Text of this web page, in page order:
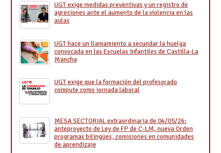
UGT exige medidas preventivas y un registro de
agresiones ante el aumento de la violencia en las
aulas
UGT hace un llamamiento a secundar la huelga
convocada en las Escuelas Infantiles de Castilla-La
Mancha
UGT exige que la formación del profesorado
compute como jornada laboral
MESA SECTORIAL extraordinaria de 04/05/26:
anteproyecto de Ley de FP de C-LM, nueva Orden
programas bilingües, comisiones en comunidades
de aprendizaje